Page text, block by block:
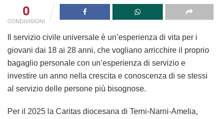
0
CONDIVISIONI
Il servizio civile universale è un’esperienza di vita per i
giovani dai 18 ai 28 anni, che vogliano arricchire il proprio
bagaglio personale con un’esperienza di servizio e
investire un anno nella crescita e conoscenza di se stessi
al servizio delle persone più bisognose.
Per il 2025 la Caritas diocesana di Terni-Narni-Amelia,